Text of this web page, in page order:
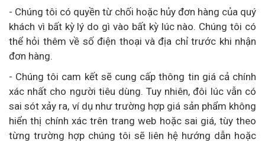
- Chúng tôi có quyền từ chối hoặc hủy đơn hàng của quý
khách vì bất kỳ lý do gì vào bất kỳ lúc nào. Chúng tôi có
thể hỏi thêm về số điện thoại và địa chỉ trước khi nhận
đơn hàng.
- Chúng tôi cam kết sẽ cung cấp thông tin giá cả chính
xác nhất cho người tiêu dùng. Tuy nhiên, đôi lúc vẫn có
sai sót xảy ra, ví dụ như trường hợp giá sản phẩm không
hiển thị chính xác trên trang web hoặc sai giá, tùy theo
từng trường hợp chúng tôi sẽ liên hệ hướng dẫn hoặc